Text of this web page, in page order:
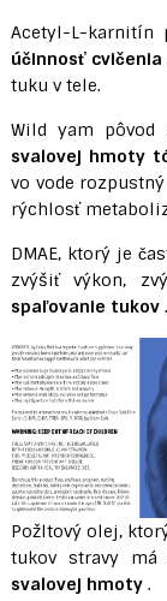
Acetyl-L-karnitín
účinnosť cvičenia
tuku v tele.
Wild yam
svalovej hmoty
vo vode
rýchlosť
DMAE, ktorý je
zvýšiť výkon,
spaľovanie tukov.
Požltový olej,
tukov stravy má
svalovej hmoty.